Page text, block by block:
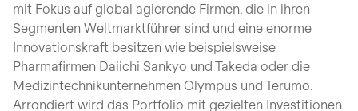
mit Fokus auf global agierende Firmen, die in ihren
Segmenten Weltmarktführer sind und eine enorme
Innovationskraft besitzen wie beispielsweise
Pharmafirmen Daiichi Sankyo und Takeda oder die
Medizintechnikunternehmen Olympus und Terumo.
Arrondiert wird das Portfolio mit gezielten Investitionen